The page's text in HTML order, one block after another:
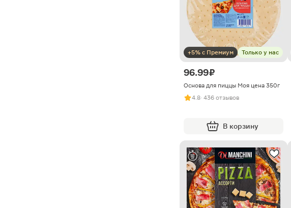
+5% с Премиум Только у нас
96.99 ₽
Основа для пиццы Моя цена 350г
4.8· 436 отзывов
В корзину